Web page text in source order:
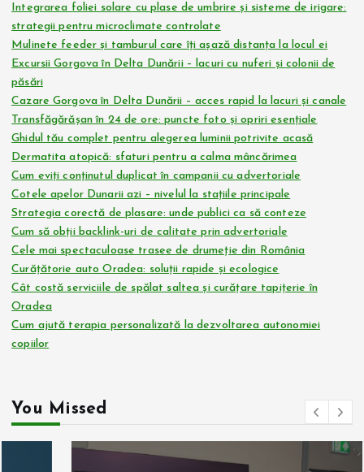
Integrarea foliei solare cu plase de umbrire și sisteme de irigare:
strategii pentru microclimate controlate
Mulinete feeder și tamburul care îți așază distanța la locul ei
Excursii Gorgova în Delta Dunării – lacuri cu nuferi și colonii de
păsări
Cazare Gorgova în Delta Dunării – acces rapid la lacuri și canale
Transfăgărășan în 24 de ore: puncte foto și opriri esențiale
Ghidul tău complet pentru alegerea luminii potrivite acasă
Dermatita atopică: sfaturi pentru a calma mâncărimea
Cum eviți conținutul duplicat în campanii cu advertoriale
Cotele apelor Dunarii azi – nivelul la stațiile principale
Strategia corectă de plasare: unde publici ca să conteze
Cum să obții backlink-uri de calitate prin advertoriale
Cele mai spectaculoase trasee de drumeție din România
Curățătorie auto Oradea: soluții rapide și ecologice
Cât costă serviciile de spălat saltea și curățare tapițerie în
Oradea
Cum ajută terapia personalizată la dezvoltarea autonomiei
copiilor
You Missed